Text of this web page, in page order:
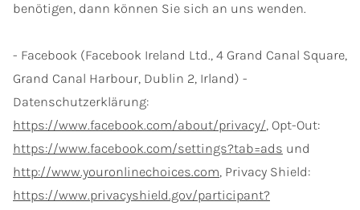
benötigen, dann können Sie sich an uns wenden.
- Facebook (Facebook Ireland Ltd., 4 Grand Canal Square,
Grand Canal Harbour, Dublin 2, Irland) -
Datenschutzerklärung:
https://www.facebook.com/about/privacy/, Opt-Out:
https://www.facebook.com/settings?tab=ads und
http://www.youronlinechoices.com, Privacy Shield:
https://www.privacyshield.gov/participant?